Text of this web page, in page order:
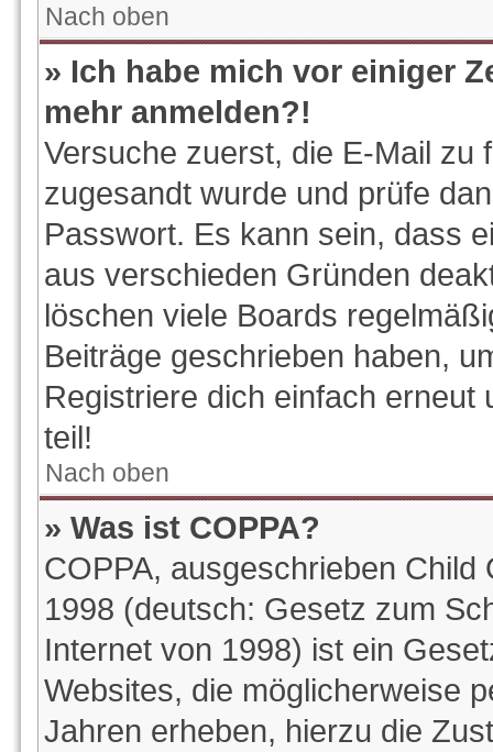
Nach oben
» Ich habe mich vor einiger
mehr anmelden?!
Versuche zuerst, die E-Mail zu
zugesandt wurde und prüfe
Passwort. Es kann sein, dass
aus verschieden Gründen
löschen viele Boards
Beiträge geschrieben haben,
Registriere dich einfach
teil!
Nach oben
» Was ist COPPA?
COPPA, ausgeschrieben
1998 (deutsch: Gesetz zum
Internet von 1998) ist ein
Websites, die möglicherweise
Jahren erheben, hierzu die